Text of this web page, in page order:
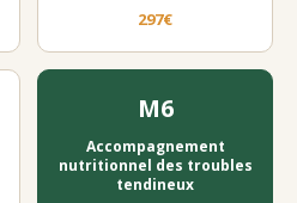
297€
M6
Accompagnement
nutritionnel des troubles
tendineux